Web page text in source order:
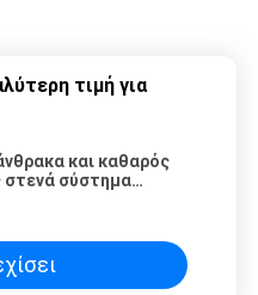
τιμή για
και καθαρός
στενά σύστημα